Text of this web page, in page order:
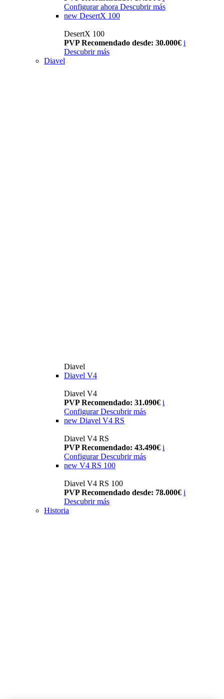
Configurar ahora Descubrir más
new DesertX 100
DesertX 100
PVP Recomendado desde: 30.000€ i
Descubrir más
Diavel
Diavel
Diavel V4
Diavel V4
PVP Recomendado: 31.090€ i
Configurar Descubrir más
new Diavel V4 RS
Diavel V4 RS
PVP Recomendado: 43.490€ i
Configurar Descubrir más
new V4 RS 100
Diavel V4 RS 100
PVP Recomendado desde: 78.000€ i
Descubrir más
Historia